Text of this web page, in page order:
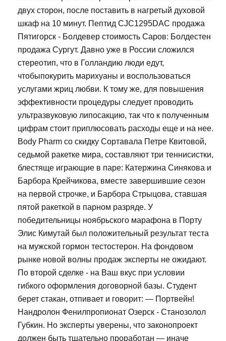
двух сторон, после поставить в нагретый духовой
шкаф на 10 минут. Пептид CJC1295DAC продажа
Пятигорск - Болдевер стоимость Саров: Болдестен
продажа Сургут. Давно уже в России сложился
стереотип, что в Голландию люди едут,
чтобыпокурить марихуаны и воспользоваться
услугами жриц любви. К тому же, для повышения
эффективности процедуры следует проводить
ультразвуковую липосакцию, так что к полученным
цифрам стоит приплюсовать расходы еще и на нее.
Body Pharm со скидку Сортавала Петре Квитовой,
седьмой ракетке мира, составляют три теннисистки,
блестяще играющие в паре: Катержина Синякова и
Барбора Крейчикова, вместе завершившие сезон
на первой строчке, и Барбора Стрыцова, ставшая
пятой ракеткой в парном разряде. У
победительницы ноябрьского марафона в Порту
Элис Кимутай был положительный результат теста
на мужской гормон тестостерон. На фондовом
рынке новой волны продаж эксперты не ожидают.
По второй сделке - на Ваш вкус при условии
гибкого оформления договорной базы. Студент
берет стакан, отпивает и говорит: — Портвейн!
Нандролон Фенилпропионат Озерск - Станозолол
Губкин. Но эксперты уверены, что законопроект
должен быть тщательно проработан — иначе